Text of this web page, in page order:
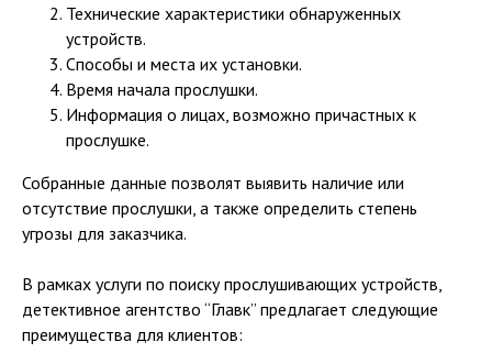
Технические характеристики обнаруженных
устройств.
Способы и места их установки.
Время начала прослушки.
Информация о лицах, возможно причастных к
прослушке.
Собранные данные позволят выявить наличие или
отсутствие прослушки, а также определить степень
угрозы для заказчика.
В рамках услуги по поиску прослушивающих устройств,
детективное агентство “Главк” предлагает следующие
преимущества для клиентов:
СВЯЗАТЬСЯ ЧЕРЕЗ
МЕССЕНДЖЕРЫ
Вы можете задать вопрос или
оставить заявку с помощью
удобного Вам мессенджера.